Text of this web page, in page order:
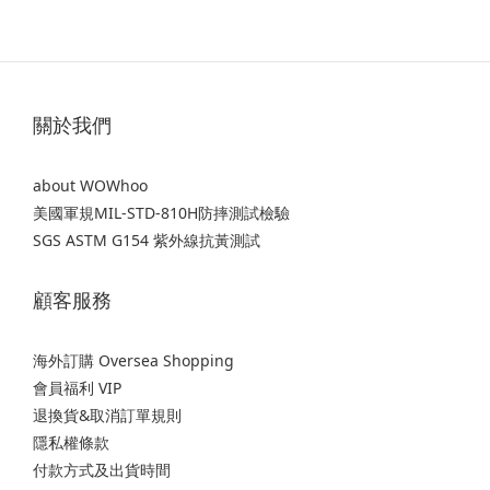
關於我們
about WOWhoo
美國軍規MIL-STD-810H防摔測試檢驗
SGS ASTM G154 紫外線抗黃測試
顧客服務
海外訂購 Oversea Shopping
會員福利 VIP
退換貨&取消訂單規則
隱私權條款
付款方式及出貨時間